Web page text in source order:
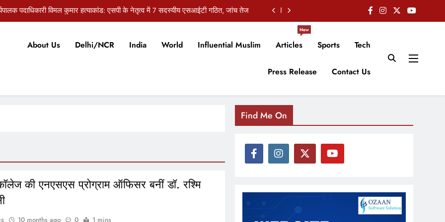
पदाधिकारी विमल कुमार हत्याकांड: एसपी के नेतृत्व में 7 सदस्यीय एसआईटी गठित, जांच तेज
के कार्यपालक पदाधिकारी विमल कुमार हत्याकांड में बड़ा खुलासा, ड्राइवर ने पूछताछ में कबूला जुर्म
पदाधिकारी विमल कुमार हत्याकांड: एसपी के नेतृत्व में 7 सदस्यीय एसआईटी गठित, जांच तेज
की प्रेस कॉन्फ्रेंस, बांकीपुर उपचुनाव में प्रशांत किशोर की जीत पर भाजपा पर साधा निशाना
About Us Delhi/NCR India World Influential Muslim Articles
New
Sports Tech
Press Release Contact Us
की एनएसएस प्रोग्राम ऑफिसर बनीं डॉ. रश्मि
10 months ago 0 1 mins
Find Me On